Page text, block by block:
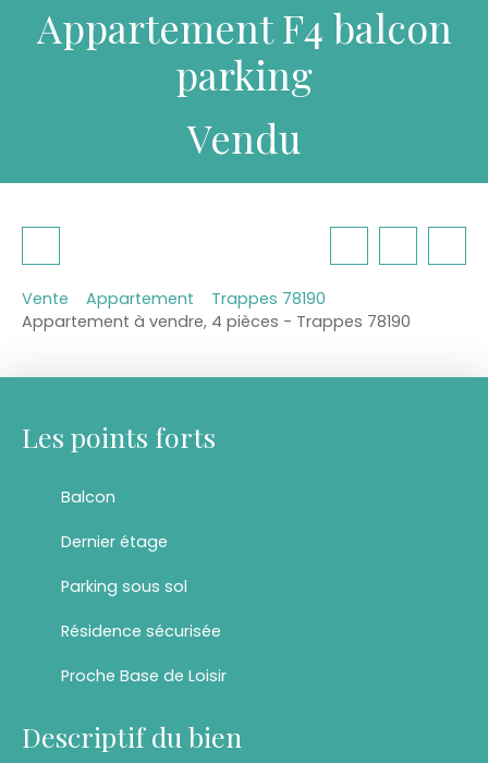
Appartement F4 balcon
parking
Vendu
Vente Appartement
Trappes 78190
Appartement à vendre, 4 pièces - Trappes 78190
Les points forts
Balcon
Dernier étage
Parking sous sol
Résidence sécurisée
Proche Base de Loisir
Descriptif du bien